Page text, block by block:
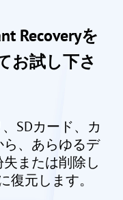
Recoveryを
お試し下さ
SDカード、カ
、あらゆるデ
または削除し
復元します。